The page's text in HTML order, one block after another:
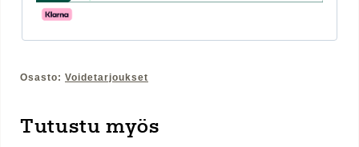
Osasto: Voidetarjoukset
Tutustu myös